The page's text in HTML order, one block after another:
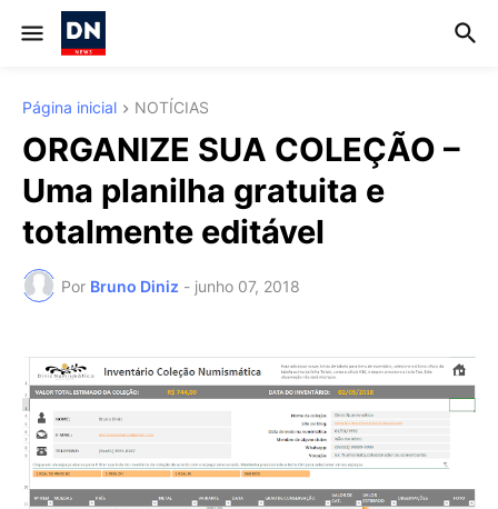
Página inicial NOTÍCIAS
ORGANIZE SUA COLEÇÃO –
Uma planilha gratuita e
totalmente editável
Por Bruno Diniz - junho 07, 2018